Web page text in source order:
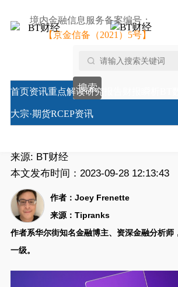
境内金融信息服务备案编号：
【京金信备（2021）5号】
搜索
首页资讯重点解读研究报告
大宗·期货RCEP资讯
金融分析师/音乐流媒体公司
析师称其是被忽视的科技公司
音乐流媒体公司Spotify布局AI，分析
的科技公司
来源: BT财经
本文发布时间：2023-09-28 12:13:43
作者：Joey Frenette
来源：Tipranks
作者系华尔街知名金融博主、资深金融分析师
一级。